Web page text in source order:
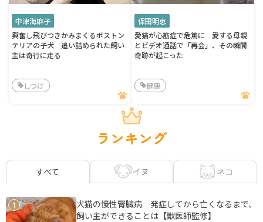
中津海麻子
興奮し飛びつきかみまくるボストン
テリアの子犬 追い詰められた飼い
主は奇行に走る
しつけ
保田明恵
愛猫が心筋症で危篤に 愛する母親
とビデオ通話で「再会」、その瞬間
奇跡が起こった
健康
ランキング
すべて イヌ ネコ
1
犬猫の慢性腎臓病 発症してから亡くなるまで、
飼い主ができることは【獣医師監修】